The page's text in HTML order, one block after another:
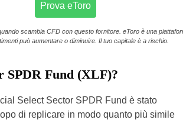
Prova eToro
scambia CFD con questo fornitore. eToro è una
può aumentare o diminuire. Il tuo capitale è a rischio.
SPDR Fund (XLF)?
Select Sector SPDR Fund è stato
di replicare in modo quanto più simile